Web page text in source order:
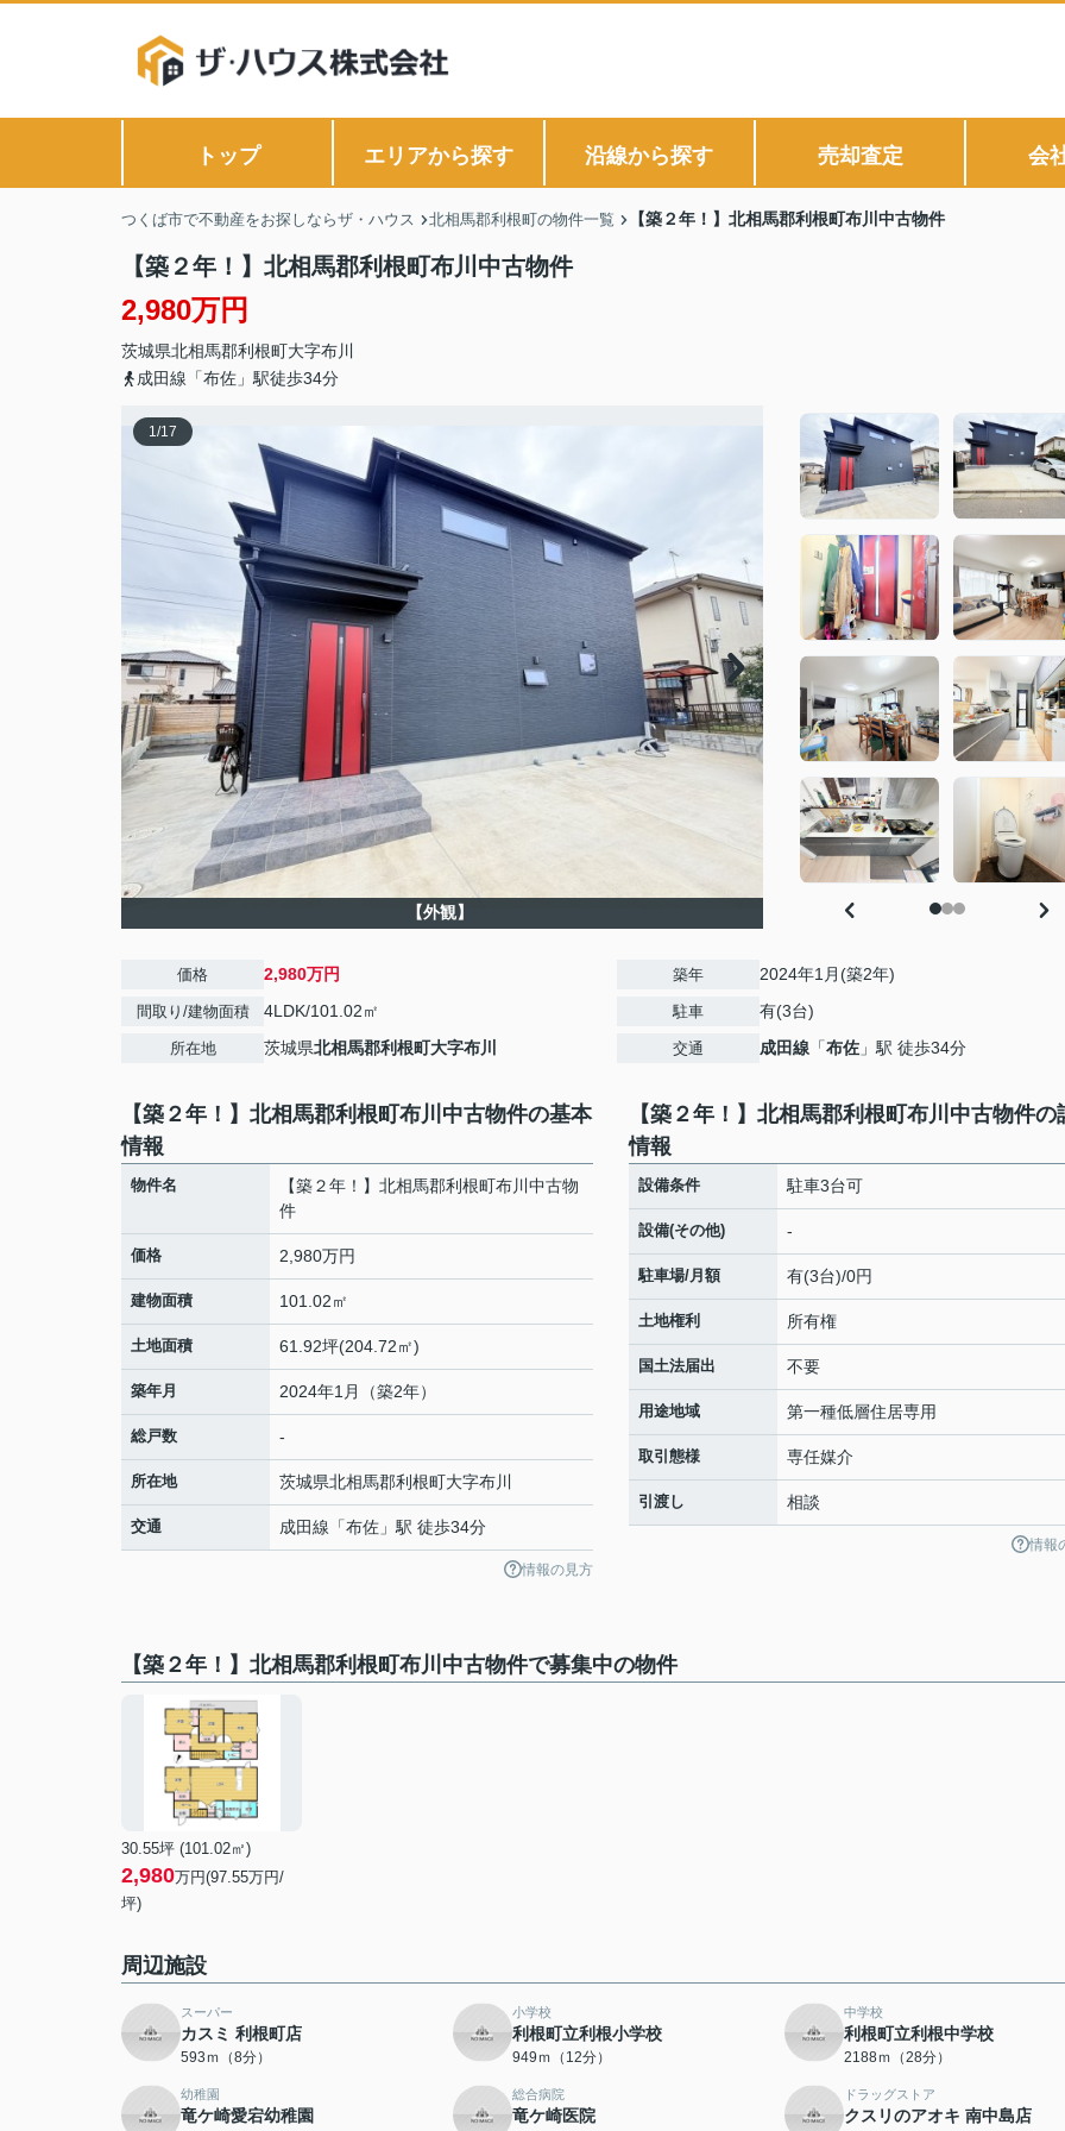
トップ エリアから探す 沿線から探す 売却査定 会
つくば市で不動産をお探しならザ・ハウス 北相馬郡利根町の物件一覧 【築２年！】北相馬郡利根町布川中古物件
【築２年！】北相馬郡利根町布川中古物件
2,980万円
茨城県北相馬郡利根町大字布川
成田線「布佐」駅徒歩34分
1/17
【外観】
価格 2,980万円
間取り/建物面積 4LDK/101.02㎡
所在地 茨城県北相馬郡利根町大字布川
築年 2024年1月(築2年)
駐車 有(3台)
交通 成田線 「布佐 」駅 徒歩34分
【築２年！】北相馬郡利根町布川中古物件の基本
情報
物件名
【築２年！】北相馬郡利根町布川中古物
件
価格 2,980万円
建物面積 101.02㎡
土地面積 61.92坪(204.72㎡)
築年月 2024年1月（築2年）
総戸数 -
所在地 茨城県北相馬郡利根町大字布川
交通 成田線 「布佐 」駅 徒歩34分
情報の見方
【築２年！】北相馬郡利根町布川中古物件の
情報
設備条件 駐車3台可
設備(その他) -
駐車場/月額 有(3台)/0円
土地権利 所有権
国土法届出 不要
用途地域 第一種低層住居専用
取引態様 専任媒介
引渡し 相談
情報
【築２年！】北相馬郡利根町布川中古物件で募集中の物件
30.55坪 (101.02㎡)
2,980万円(97.55万円/
坪)
周辺施設
スーパー
カスミ 利根町店
593ｍ（8分）
小学校
利根町立利根小学校
949ｍ（12分）
中学校
利根町立利根中学校
2188ｍ（28分）
幼稚園
竜ケ崎愛宕幼稚園
総合病院
竜ケ崎医院
ドラッグストア
クスリのアオキ 南中島店